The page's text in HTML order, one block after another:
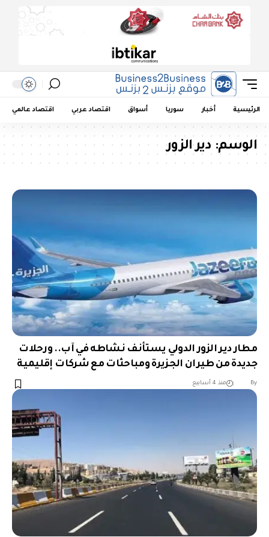
الرئيسية أخبار سوريا أسواق اقتصاد عربي اقتصاد عالمي
الوسم:دير الزور
مطار دير الزور الدولي يستأنف نشاطه في آب.. ورحلات
جديدة من طيران الجزيرة ومباحثات مع شركات إقليمية
By منذ 4 أسابيع